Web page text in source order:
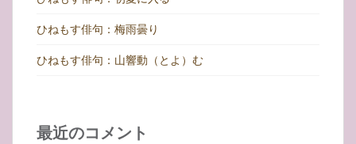
ひねもす俳句：梅雨曇り
ひねもす俳句：山響動（とよ）む
最近のコメント